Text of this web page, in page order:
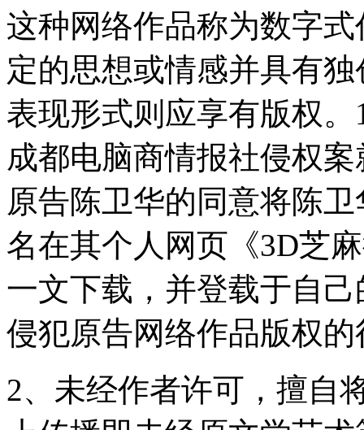
这种网络作品称为数字
定的思想或情感并具有
表现形式则应享有版权
成都电脑商情报社侵权
原告陈卫华的同意将陈
名在其个人网页《3D芝
一文下载，并登载于自
侵犯原告网络作品版权的
2、未经作者许可，擅自